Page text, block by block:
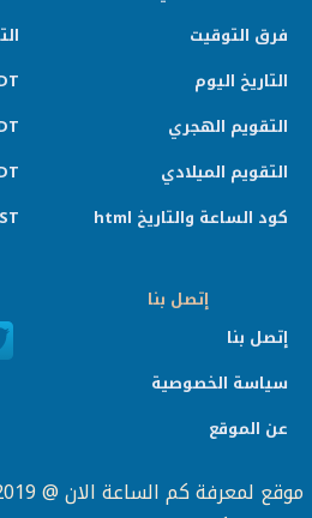
فرق التوقيت
التاريخ اليوم
التقويم الهجري
التقويم الميلادي
كود الساعة والتاريخ html
إتصل بنا
إتصل بنا
سياسة الخصوصية
عن الموقع